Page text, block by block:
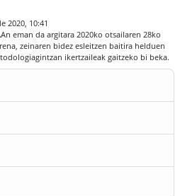
2020, 10:41
eman da argitara 2020ko otsailaren 28ko
zeinaren bidez esleitzen baitira helduen
ikertzaileak gaitzeko bi beka.